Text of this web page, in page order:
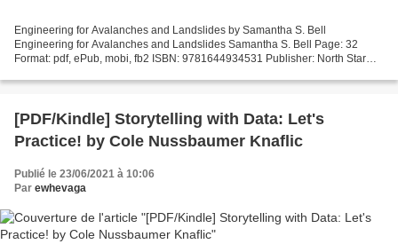
Engineering for Avalanches and Landslides by Samantha S. Bell
Engineering for Avalanches and Landslides Samantha S. Bell Page: 32
Format: pdf, ePub, mobi, fb2 ISBN: 9781644934531 Publisher: North Star
[PDF/Kindle] Storytelling with Data: Let's
Practice! by Cole Nussbaumer Knaflic
Publié le 23/06/2021 à 10:06
Par ewhevaga